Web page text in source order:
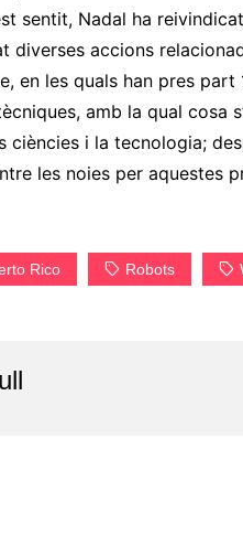
sentit, Nadal ha reivindicat
diverses accions
en les quals han pres
amb la qual cosa
ciències i la tecnologia;
les noies per aquestes
Rico Robots